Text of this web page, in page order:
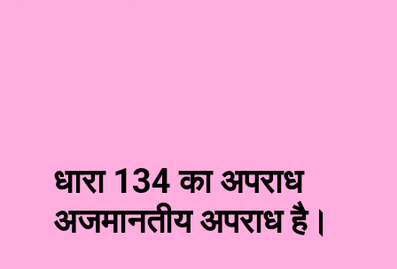
धारा 134 का अपराध
अजमानतीय अपराध है।